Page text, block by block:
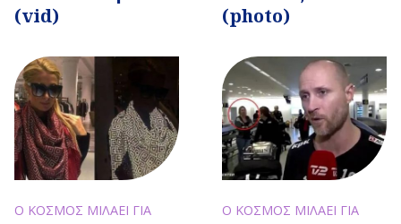
(vid)
(photo)
Ο ΚΟΣΜΟΣ ΜΙΛΑΕΙ ΓΙΑ Ο ΚΟΣΜΟΣ ΜΙΛΑΕΙ ΓΙΑ